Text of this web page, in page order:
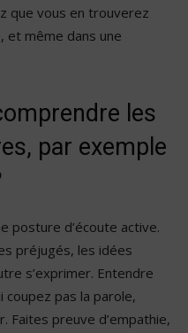
que vous en trouverez
et même dans une
les
par exemple
posture d’écoute active.
préjugés, les idées
s’exprimer. Entendre
coupez pas la parole,
Faites preuve d’empathie,